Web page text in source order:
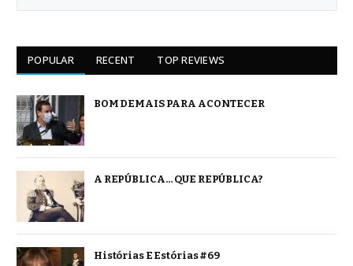
POPULAR RECENT TOP REVIEWS
BOM DEMAIS PARA ACONTECER
A REPÚBLICA… QUE REPÚBLICA?
Histórias E Estórias #69